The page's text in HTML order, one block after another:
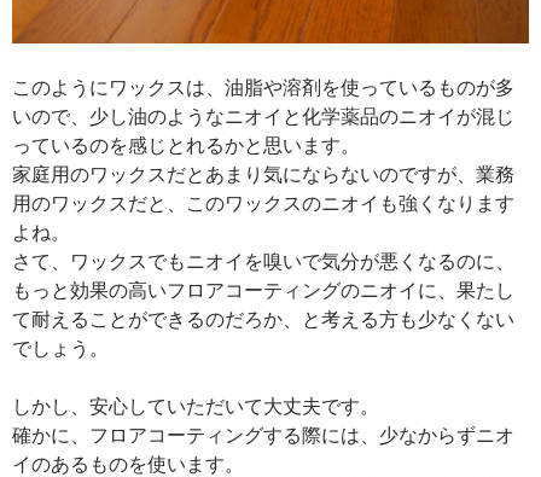
このようにワックスは、油脂や溶剤を使っているものが多
いので、少し油のようなニオイと化学薬品のニオイが混じ
っているのを感じとれるかと思います。
家庭用のワックスだとあまり気にならないのですが、業務
用のワックスだと、このワックスのニオイも強くなります
よね。
さて、ワックスでもニオイを嗅いで気分が悪くなるのに、
もっと効果の高いフロアコーティングのニオイに、果たし
て耐えることができるのだろか、と考える方も少なくない
でしょう。
しかし、安心していただいて大丈夫です。
確かに、フロアコーティングする際には、少なからずニオ
イのあるものを使います。